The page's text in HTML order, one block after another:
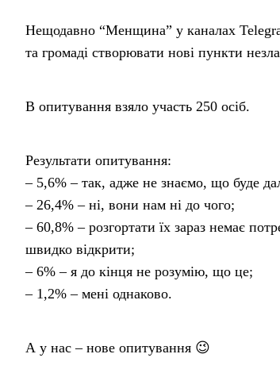
Нещодавно “Менщина” у каналах
та громаді створювати нові пункти
В опитування взяло участь 250 осіб.
Результати опитування:
– 5,6% – так, адже не знаємо, що буде
– 26,4% – ні, вони нам ні до чого;
– 60,8% – розгортати їх зараз немає
швидко відкрити;
– 6% – я до кінця не розумію, що це;
– 1,2% – мені однаково.
А у нас – нове опитування 😉